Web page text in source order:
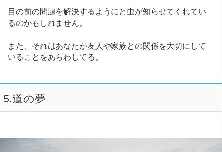
目の前の問題を解決するようにと虫が知らせてくれてい
るのかもしれません。
また、それはあなたが友人や家族との関係を大切にして
いることをあらわしてる。
5.道の夢